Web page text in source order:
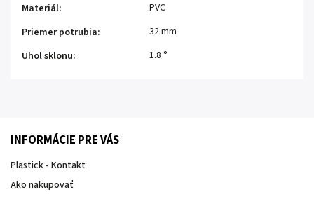
Materiál:
PVC
Priemer potrubia:
32 mm
Uhol sklonu: 1.8 °
INFORMÁCIE PRE VÁS
Plastick - Kontakt
Ako nakupovať